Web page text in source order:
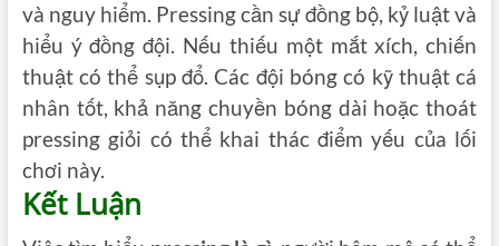
và nguy hiểm. Pressing cần sự đồng bộ, kỷ luật và
hiểu ý đồng đội. Nếu thiếu một mắt xích, chiến
thuật có thể sụp đổ. Các đội bóng có kỹ thuật cá
nhân tốt, khả năng chuyền bóng dài hoặc thoát
pressing giỏi có thể khai thác điểm yếu của lối
chơi này.
Kết Luận